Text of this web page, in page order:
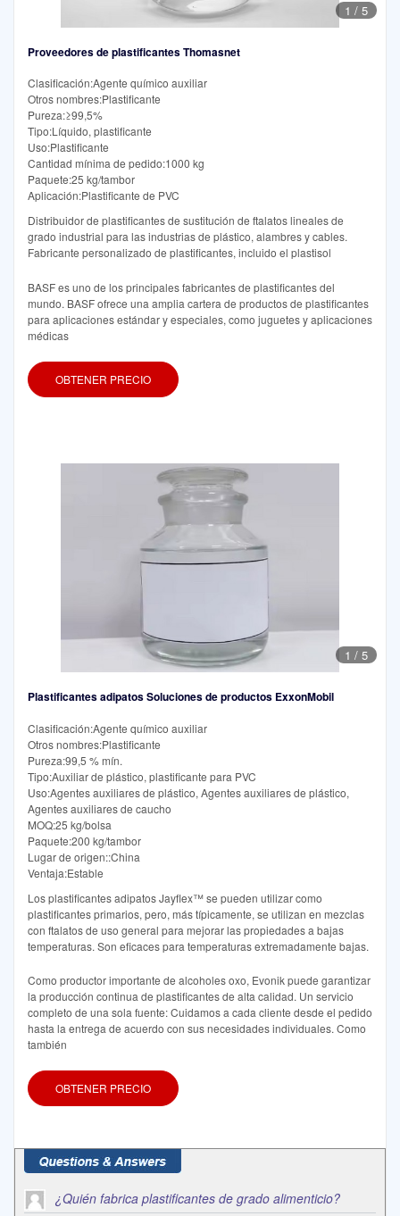
1 / 5
Proveedores de plastificantes Thomasnet
Clasificación:Agente químico auxiliar
Otros nombres:Plastificante
Pureza:≥99,5%
Tipo:Líquido, plastificante
Uso:Plastificante
Cantidad mínima de pedido:1000 kg
Paquete:25 kg/tambor
Aplicación:Plastificante de PVC
Distribuidor de plastificantes de sustitución de ftalatos lineales de
grado industrial para las industrias de plástico, alambres y cables.
Fabricante personalizado de plastificantes, incluido el plastisol
BASF es uno de los principales fabricantes de plastificantes del
mundo. BASF ofrece una amplia cartera de productos de plastificantes
para aplicaciones estándar y especiales, como juguetes y aplicaciones
médicas
OBTENER PRECIO
1 / 5
Plastificantes adipatos Soluciones de productos ExxonMobil
Clasificación:Agente químico auxiliar
Otros nombres:Plastificante
Pureza:99,5 % mín.
Tipo:Auxiliar de plástico, plastificante para PVC
Uso:Agentes auxiliares de plástico, Agentes auxiliares de plástico,
Agentes auxiliares de caucho
MOQ:25 kg/bolsa
Paquete:200 kg/tambor
Lugar de origen::China
Ventaja:Estable
Los plastificantes adipatos Jayflex™ se pueden utilizar como
plastificantes primarios, pero, más típicamente, se utilizan en mezclas
con ftalatos de uso general para mejorar las propiedades a bajas
temperaturas. Son eficaces para temperaturas extremadamente bajas.
Como productor importante de alcoholes oxo, Evonik puede garantizar
la producción continua de plastificantes de alta calidad. Un servicio
completo de una sola fuente: Cuidamos a cada cliente desde el pedido
hasta la entrega de acuerdo con sus necesidades individuales. Como
también
OBTENER PRECIO
¿Quién fabrica plastificantes de grado alimenticio?